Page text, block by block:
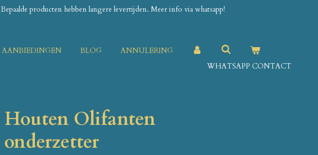
Bepaalde producten hebben langere levertijden. Meer info via whatsapp!
AANBIEDINGEN BLOG
ANNULERING
WHATSAPP CONTACT
Houten Olifanten
onderzetter